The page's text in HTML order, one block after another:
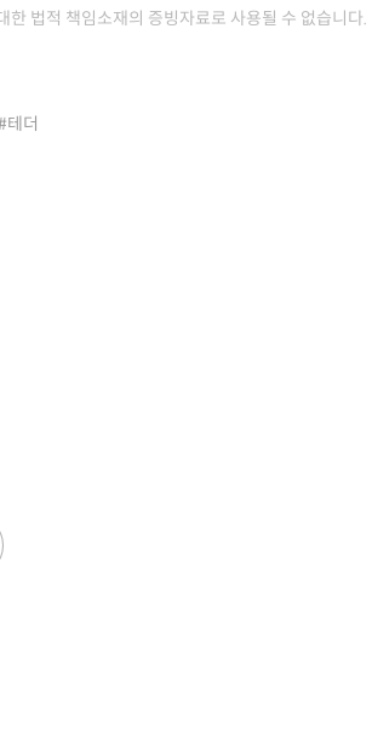
법적 책임소재의 증빙자료로 사용될 수 없습니다.
테더